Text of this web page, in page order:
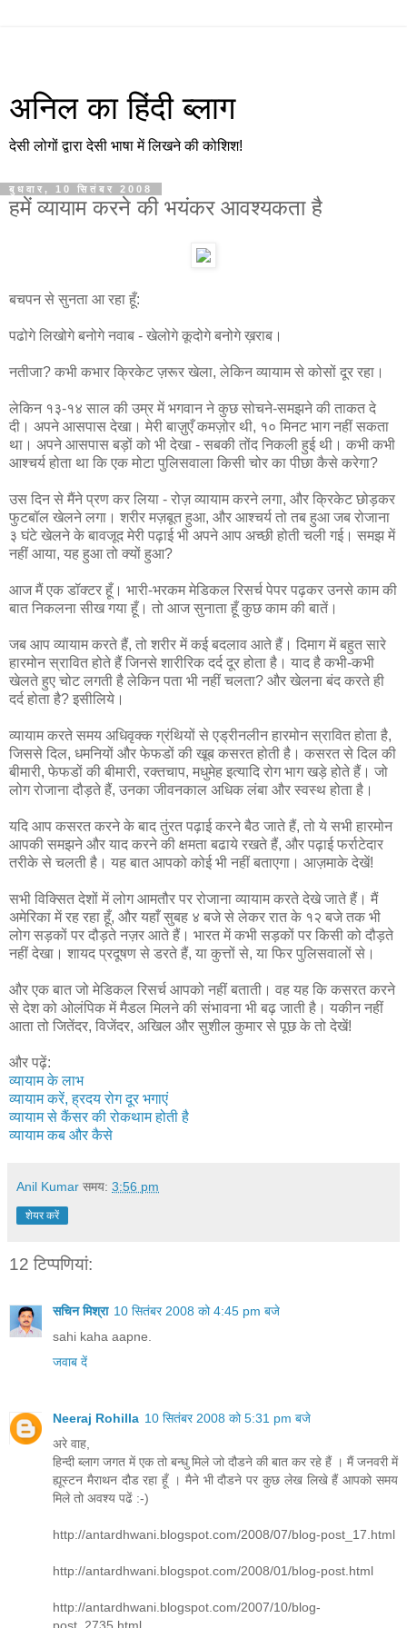
अनिल का हिंदी ब्लाग
देसी लोगों द्वारा देसी भाषा में लिखने की कोशिश!
बुधवार, 10 सितंबर 2008
हमें व्यायाम करने की भयंकर आवश्यकता है
बचपन से सुनता आ रहा हूँ:
पढोगे लिखोगे बनोगे नवाब - खेलोगे कूदोगे बनोगे ख़राब।
नतीजा? कभी कभार क्रिकेट ज़रूर खेला, लेकिन व्यायाम से कोसों दूर रहा।
लेकिन १३-१४ साल की उम्र में भगवान ने कुछ सोचने-समझने की ताकत दे
दी। अपने आसपास देखा। मेरी बाज़ुएँ कमज़ोर थी, १० मिनट भाग नहीं सकता
था। अपने आसपास बड़ों को भी देखा - सबकी तोंद निकली हुई थी। कभी कभी
आश्चर्य होता था कि एक मोटा पुलिसवाला किसी चोर का पीछा कैसे करेगा?
उस दिन से मैंने प्रण कर लिया - रोज़ व्यायाम करने लगा, और क्रिकेट छोड़कर
फुटबॉल खेलने लगा। शरीर मज़बूत हुआ, और आश्चर्य तो तब हुआ जब रोजाना
३ घंटे खेलने के बावजूद मेरी पढ़ाई भी अपने आप अच्छी होती चली गई। समझ में
नहीं आया, यह हुआ तो क्यों हुआ?
आज मैं एक डॉक्टर हूँ। भारी-भरकम मेडिकल रिसर्च पेपर पढ़कर उनसे काम की
बात निकलना सीख गया हूँ। तो आज सुनाता हूँ कुछ काम की बातें।
जब आप व्यायाम करते हैं, तो शरीर में कई बदलाव आते हैं। दिमाग में बहुत सारे
हारमोन स्रावित होते हैं जिनसे शारीरिक दर्द दूर होता है। याद है कभी-कभी
खेलते हुए चोट लगती है लेकिन पता भी नहीं चलता? और खेलना बंद करते ही
दर्द होता है? इसीलिये।
व्यायाम करते समय अधिवृक्क ग्रंथियों से एड्रीनलीन हारमोन स्रावित होता है,
जिससे दिल, धमनियों और फेफडों की खूब कसरत होती है। कसरत से दिल की
बीमारी, फेफडों की बीमारी, रक्तचाप, मधुमेह इत्यादि रोग भाग खड़े होते हैं। जो
लोग रोजाना दौड़ते हैं, उनका जीवनकाल अधिक लंबा और स्वस्थ होता है।
यदि आप कसरत करने के बाद तुंरत पढ़ाई करने बैठ जाते हैं, तो ये सभी हारमोन
आपकी समझने और याद करने की क्षमता बढाये रखते हैं, और पढ़ाई फर्राटेदार
तरीके से चलती है। यह बात आपको कोई भी नहीं बताएगा। आज़माके देखें!
सभी विक्सित देशों में लोग आमतौर पर रोजाना व्यायाम करते देखे जाते हैं। मैं
अमेरिका में रह रहा हूँ, और यहाँ सुबह ४ बजे से लेकर रात के १२ बजे तक भी
लोग सड़कों पर दौड़ते नज़र आते हैं। भारत में कभी सड़कों पर किसी को दौड़ते
नहीं देखा। शायद प्रदूषण से डरते हैं, या कुत्तों से, या फिर पुलिसवालों से।
और एक बात जो मेडिकल रिसर्च आपको नहीं बताती। वह यह कि कसरत करने
से देश को ओलंपिक में मैडल मिलने की संभावना भी बढ़ जाती है। यकीन नहीं
आता तो जितेंदर, विजेंदर, अखिल और सुशील कुमार से पूछ के तो देखें!
और पढ़ें:
व्यायाम के लाभ
व्यायाम करें, ह्रदय रोग दूर भगाएं
व्यायाम से कैंसर की रोकथाम होती है
व्यायाम कब और कैसे
Anil Kumar समय: 3:56 pm
शेयर करें
12 टिप्‍पणियां:
सचिन मिश्रा 10 सितंबर 2008 को 4:45 pm बजे
sahi kaha aapne.
जवाब दें
Neeraj Rohilla 10 सितंबर 2008 को 5:31 pm बजे
अरे वाह,
हिन्दी ब्लाग जगत में एक तो बन्धु मिले जो दौडने की बात कर रहे हैं । मैं जनवरी में
ह्यूस्टन मैराथन दौड रहा हूँ । मैने भी दौडने पर कुछ लेख लिखे हैं आपको समय
मिले तो अवश्य पढें :-)
http://antardhwani.blogspot.com/2008/07/blog-post_17.html
http://antardhwani.blogspot.com/2008/01/blog-post.html
http://antardhwani.blogspot.com/2007/10/blog-